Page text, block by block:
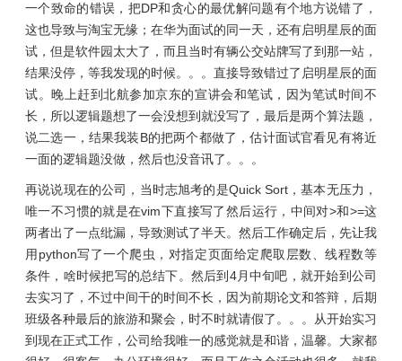
一个致命的错误，把DP和贪心的最优解问题有个地方说错了，
这也导致与淘宝无缘；在华为面试的同一天，还有启明星辰的面
试，但是软件园太大了，而且当时有辆公交站牌写了到那一站，
结果没停，等我发现的时候。。。直接导致错过了启明星辰的面
试。晚上赶到北航参加京东的宣讲会和笔试，因为笔试时间不
长，所以逻辑题想了一会没想到就没写了，最后是两个算法题，
说二选一，结果我装B的把两个都做了，估计面试官看见有将近
一面的逻辑题没做，然后也没音讯了。。。
再说说现在的公司，当时志旭考的是Quick Sort，基本无压力，
唯一不习惯的就是在vim下直接写了然后运行，中间对>和>=这
两者出了一点纰漏，导致测试了半天。然后工作确定后，先让我
用python写了一个爬虫，对指定页面给定爬取层数、线程数等
条件，啥时候把写的总结下。然后到4月中旬吧，就开始到公司
去实习了，不过中间干的时间不长，因为前期论文和答辩，后期
班级各种最后的旅游和聚会，时不时就请假了。。。从开始实习
到现在正式工作，公司给我唯一的感觉就是和谐，温馨。大家都